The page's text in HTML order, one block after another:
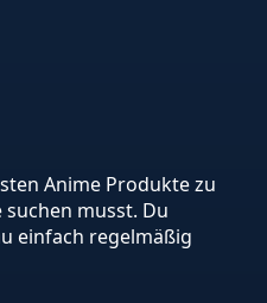
Anime Produkte zu
musst. Du
einfach regelmäßig